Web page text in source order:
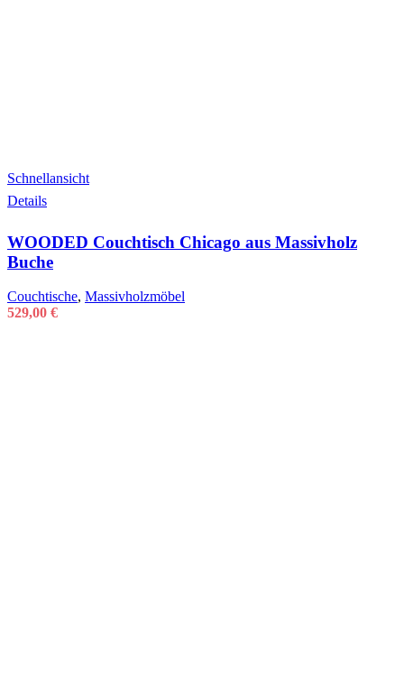
Schnellansicht
Details
WOODED Couchtisch Chicago aus Massivholz
Buche
Couchtische, Massivholzmöbel
529,00 €